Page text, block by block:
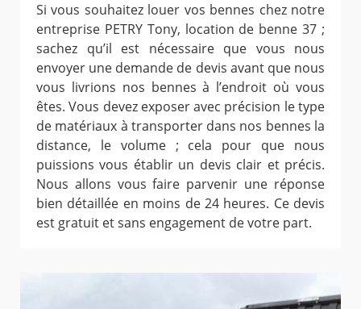
Si vous souhaitez louer vos bennes chez notre
entreprise PETRY Tony, location de benne 37 ;
sachez qu’il est nécessaire que vous nous
envoyer une demande de devis avant que nous
vous livrions nos bennes à l’endroit où vous
êtes. Vous devez exposer avec précision le type
de matériaux à transporter dans nos bennes la
distance, le volume ; cela pour que nous
puissions vous établir un devis clair et précis.
Nous allons vous faire parvenir une réponse
bien détaillée en moins de 24 heures. Ce devis
est gratuit et sans engagement de votre part.